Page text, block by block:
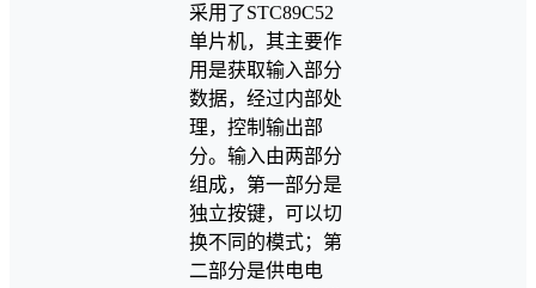
采用了STC89C52
单片机，其主要作
用是获取输入部分
数据，经过内部处
理，控制输出部
分。输入由两部分
组成，第一部分是
独立按键，可以切
换不同的模式；第
二部分是供电电